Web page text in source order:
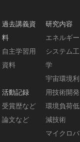
2024/09/4-6
2022
過去講義資
料
自主学習用
資料
活動記録
受賞歴など
論文など
研究内容
エネルギー
システム工
学
宇宙環境利
用技術開発
環境負荷低
減技術
マイクロバ